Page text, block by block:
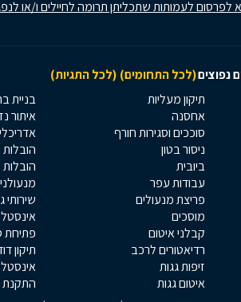
לפרסום לעמותות שתכליתן תרומה לחיילים ו/או
נפוצים(לכל התחומים) (לכל התגיות)
תיקון מעליות
אחסנה
סוככים וסגירות חורף
ניסור בטון
ביובית
עבודות עפר
פריצת מנעולים
מוסכים
קבלני איטום
רדיאטורים לרכב
זיפות גגות
איטום גגות
בניית
איתור
הובלות
שירותי
פתיחת
תיקון
אינסטלטור
התקנת